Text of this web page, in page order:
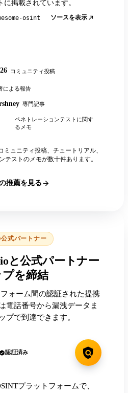
に掲載されています。
osint ソースを表示
コミュニティ投稿
による報告
専門記事
ペネトレーションテストに関す
るメモ
ミュニティ投稿、チュートリアル、
テストのメモが数十件あります。
推薦を見る
式パートナー
と公式パートナー
プを締結
ォーム間の認証された提携
電話番号から漏洩データま
プで到達できます。
認証済み
プラットフォームで、